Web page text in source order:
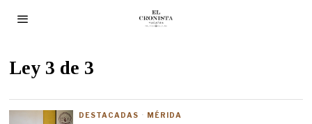
Ley 3 de 3
DESTACADAS · MÉRIDA